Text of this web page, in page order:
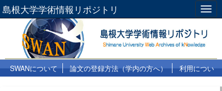
島根大学学術情報リポジトリ
SWANについて 論文の登録方法（学内の方へ）
利用につい